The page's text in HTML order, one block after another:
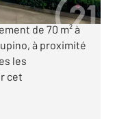
Immobilier vous
de 70 m² à
à proximité
les
cet